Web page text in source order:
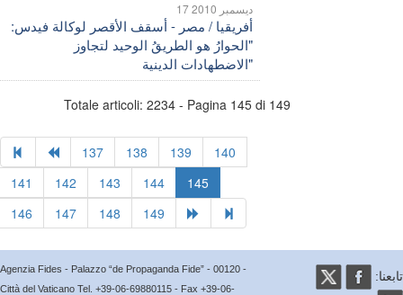
17 ديسمبر 2010
أفريقيا / مصر - أسقف الأقصر لوكالة فيدس:
"الحوارُ هو الطريقُ الوحيد لتجاوز
Totale articoli: 2234 - Pagina 145 di 149
137 138 139
140
141
142 143 144
145
146
147 148 149
Agenzia Fides - Palazzo “de Propaganda Fide” - 00120 -
Città del Vaticano Tel. +39-06-69880115 - Fax +39-06-